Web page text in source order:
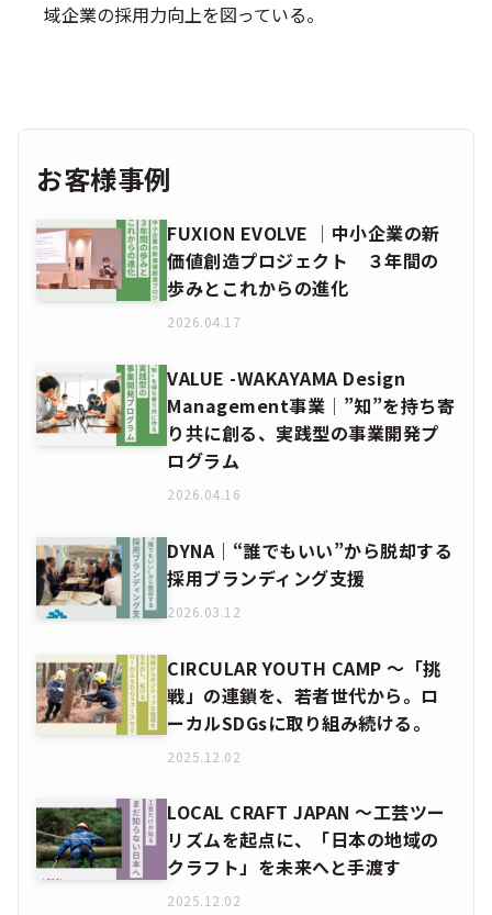
域企業の採用力向上を図っている。
お客様事例
FUXION EVOLVE │中小企業の新
価値創造プロジェクト ３年間の
歩みとこれからの進化
2026.04.17
VALUE -WAKAYAMA Design
Management事業│”知”を持ち寄
り共に創る、実践型の事業開発プ
ログラム
2026.04.16
DYNA｜“誰でもいい”から脱却する
採用ブランディング支援
2026.03.12
CIRCULAR YOUTH CAMP ～「挑
戦」の連鎖を、若者世代から。ロ
ーカルSDGsに取り組み続ける。
2025.12.02
LOCAL CRAFT JAPAN ～工芸ツー
リズムを起点に、「日本の地域の
クラフト」を未来へと手渡す
2025.12.02